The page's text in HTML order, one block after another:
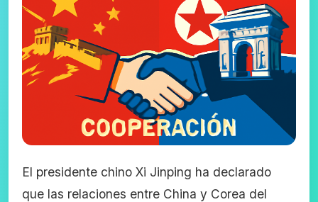
El presidente chino Xi Jinping ha declarado
que las relaciones entre China y Corea del